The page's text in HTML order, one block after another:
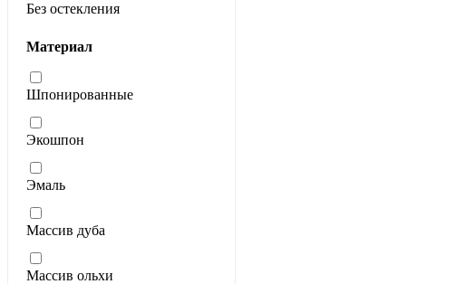
Без остекления
Материал
Шпонированные
Экошпон
Эмаль
Массив дуба
Массив ольхи